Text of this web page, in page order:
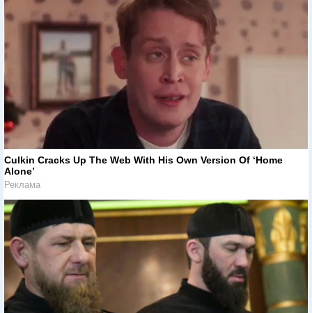
Culkin Cracks Up The Web With His Own Version Of ‘Home
Alone’
Реклама